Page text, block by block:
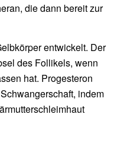
die dann bereit zur
entwickelt. Der
des Follikels, wenn
hat. Progesteron
indem